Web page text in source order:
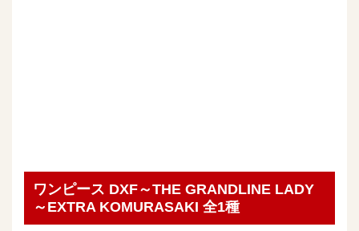
ワンピース DXF～THE GRANDLINE LADY
～EXTRA KOMURASAKI 全1種